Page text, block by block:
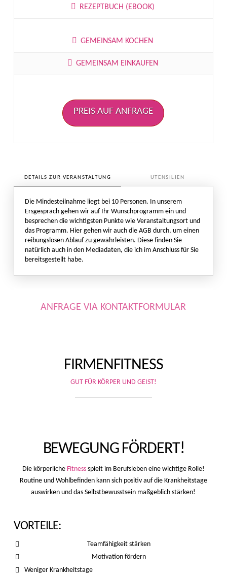
REZEPTBUCH (EBOOK)
GEMEINSAM KOCHEN
GEMEINSAM EINKAUFEN
PREIS AUF ANFRAGE
DETAILS ZUR VERANSTALTUNG UTENSILIEN
Die Mindesteilnahme liegt bei 10 Personen. In unserem
Ersgespräch gehen wir auf Ihr Wunschprogramm ein und
besprechen die wichtigsten Punkte wie Veranstaltungsort und
das Programm. Hier gehen wir auch die AGB durch, um einen
reibungslosen Ablauf zu gewährleisten. Diese finden Sie
natürlich auch in den Mediadaten, die ich im Anschluss für Sie
bereitsgestellt habe.
ANFRAGE VIA KONTAKTFORMULAR
FIRMENFITNESS
GUT FÜR KÖRPER UND GEIST!
BEWEGUNG FÖRDERT!
Die körperliche Fitnessspielt im Berufsleben eine wichtige Rolle!
Routine und Wohlbefinden kann sich positiv auf die Krankheitstage
auswirken und das Selbstbewusstsein maßgeblich stärken!
VORTEILE:
Teamfähigkeit stärken
Motivation fördern
Weniger Krankheitstage